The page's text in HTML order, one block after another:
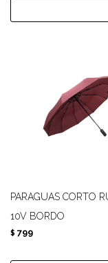
PARAGUAS CORTO
10V BORDO
$ 799